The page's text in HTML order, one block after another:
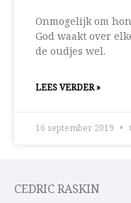
Onmogelijk om
God waakt over
de oudjes wel.
LEES VERDER »
16 september 2019
CEDRIC RASKIN